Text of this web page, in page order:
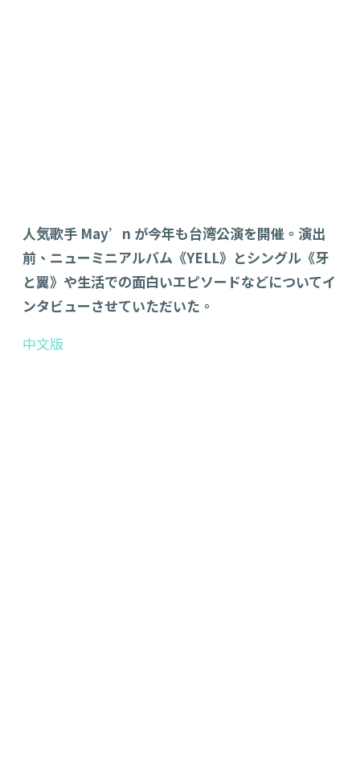
人気歌手 May’n が今年も台湾公演を開催。演出
前、ニューミニアルバム《YELL》とシングル《牙
と翼》や生活での面白いエピソードなどについてイ
ンタビューさせていただいた。
中文版